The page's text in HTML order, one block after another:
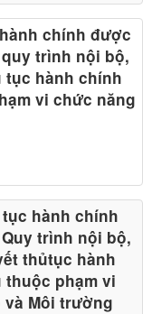
chính được
trình nội bộ,
hành chính
vi chức năng
hành chính
trình nội bộ,
thủtục hành
phạm vi
và Môi trường